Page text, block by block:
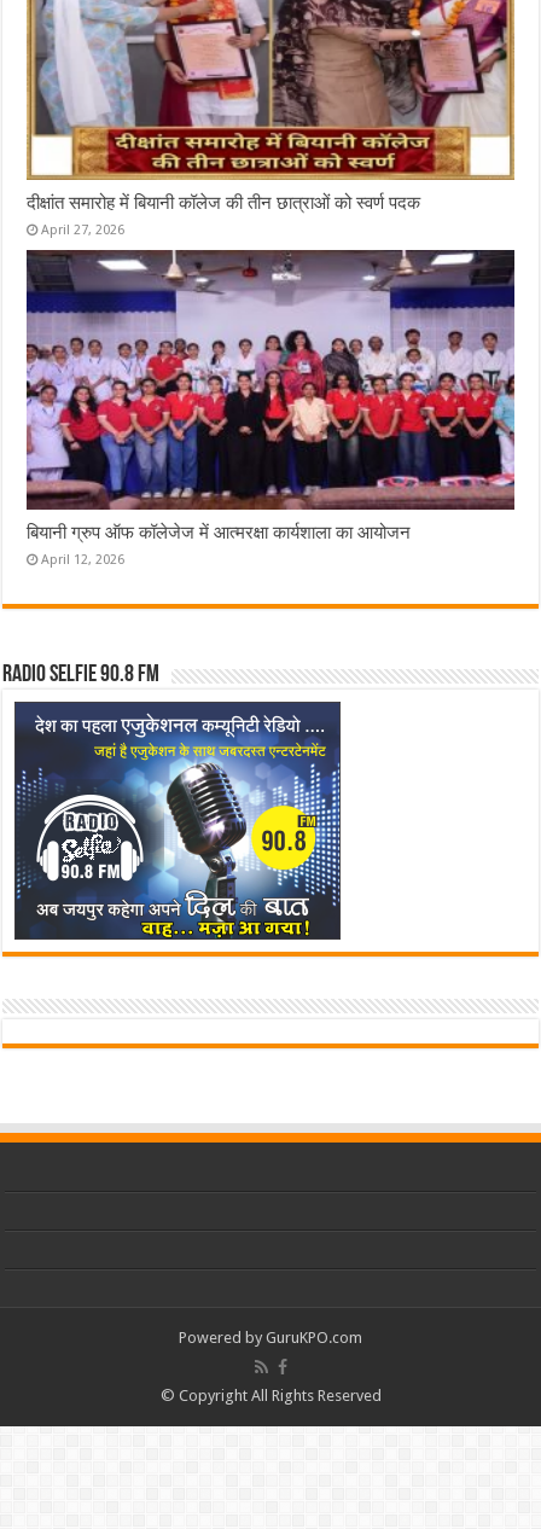
दीक्षांत समारोह में बियानी कॉलेज की तीन छात्राओं को स्वर्ण पदक
April 27, 2026
बियानी ग्रुप ऑफ कॉलेजेज में आत्मरक्षा कार्यशाला का आयोजन
April 12, 2026
Radio Selfie 90.8 FM
Powered by GuruKPO.com
© Copyright All Rights Reserved